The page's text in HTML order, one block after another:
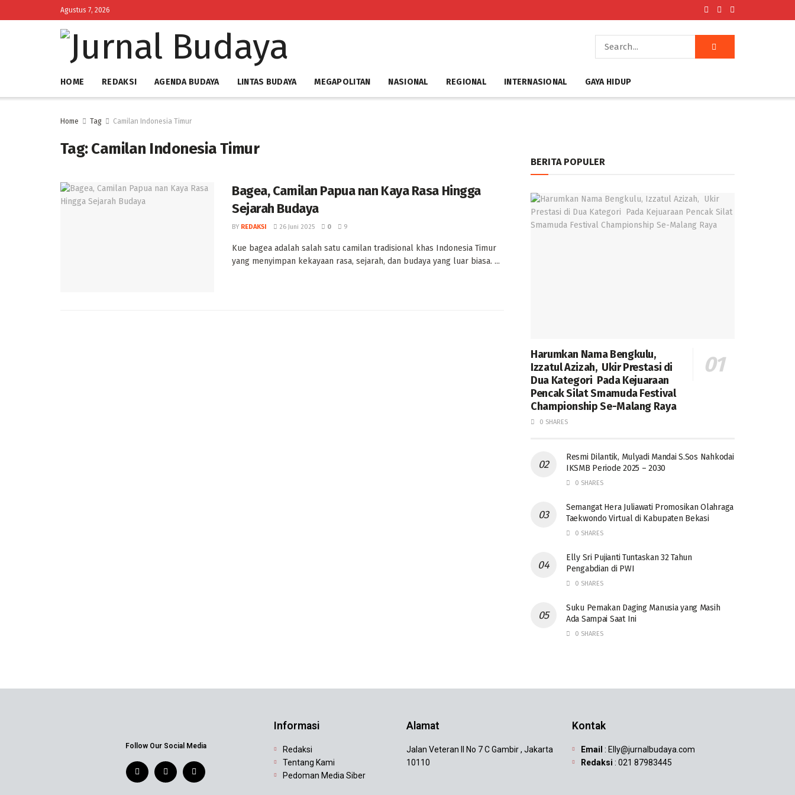
Agustus 7, 2026
HOME REDAKSI AGENDA BUDAYA LINTAS BUDAYA MEGAPOLITAN NASIONAL REGIONAL INTERNASIONAL GAYA HIDUP
Home Tag Camilan Indonesia Timur
Tag:Camilan Indonesia Timur
Bagea, Camilan Papua nan Kaya Rasa Hingga
Sejarah Budaya ‎
BY REDAKSI 26 Juni 2025 0 9
‎Kue bagea adalah salah satu camilan tradisional khas Indonesia Timur
yang menyimpan kekayaan rasa, sejarah, dan budaya yang luar biasa. ...
BERITA POPULER
Harumkan Nama Bengkulu,
Izzatul Azizah, Ukir Prestasi di
Dua Kategori Pada Kejuaraan
Pencak Silat Smamuda Festival
Championship Se-Malang Raya
0 SHARES
Resmi Dilantik, Mulyadi Mandai S.Sos Nahkodai
IKSMB Periode 2025 – 2030
0 SHARES
Semangat Hera Juliawati Promosikan Olahraga
Taekwondo Virtual di Kabupaten Bekasi
0 SHARES
Elly Sri Pujianti Tuntaskan 32 Tahun
Pengabdian di PWI
0 SHARES
‎Suku Pemakan Daging Manusia yang Masih
Ada Sampai Saat Ini
0 SHARES
Follow Our Social Media
Informasi
Redaksi
Tentang Kami
Pedoman Media Siber
Alamat
Jalan Veteran II No 7 C Gambir , Jakarta
10110
Kontak
Email : Elly@jurnalbudaya.com
Redaksi : 021 87983445